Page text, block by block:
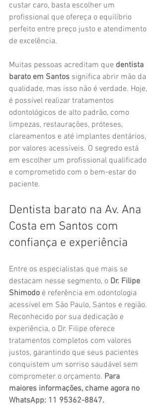
custar caro, basta escolher um
profissional que ofereça o equilíbrio
perfeito entre preço justo e atendimento
de excelência.
Muitas pessoas acreditam que dentista
barato em Santos significa abrir mão da
qualidade, mas isso não é verdade. Hoje,
é possível realizar tratamentos
odontológicos de alto padrão, como
limpezas, restaurações, próteses,
clareamentos e até implantes dentários,
por valores acessíveis. O segredo está
em escolher um profissional qualificado
e comprometido com o bem-estar do
paciente.
Dentista barato na Av. Ana
Costa em Santos com
confiança e experiência
Entre os especialistas que mais se
destacam nesse segmento, o Dr. Filipe
Shimodo é referência em odontologia
acessível em São Paulo, Santos e região.
Reconhecido por sua dedicação e
experiência, o Dr. Filipe oferece
tratamentos completos com valores
justos, garantindo que seus pacientes
conquistem um sorriso saudável sem
comprometer o orçamento. Para
maiores informações, chame agora no
WhatsApp: 11 95362-8847.